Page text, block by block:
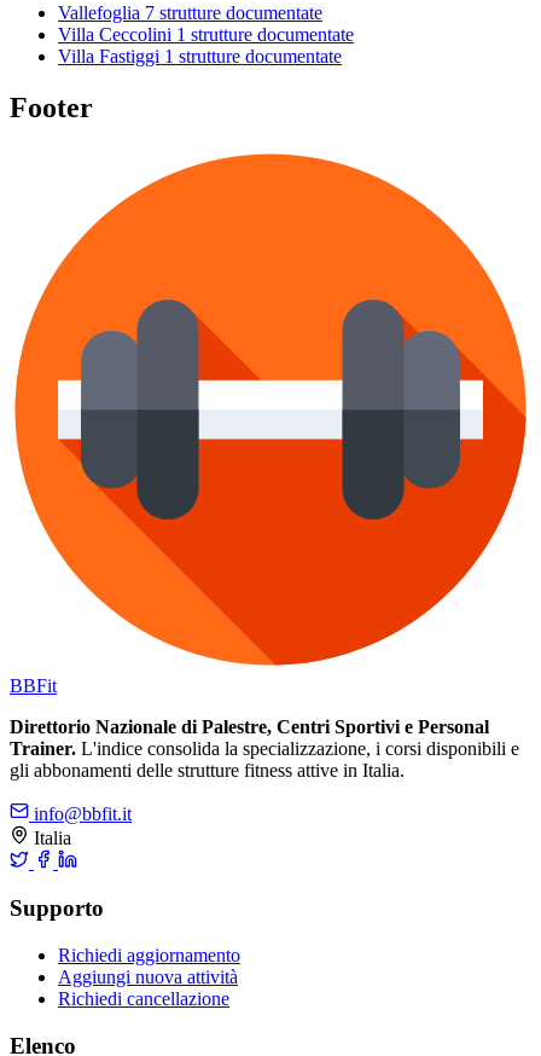
Vallefoglia 7 strutture documentate
Villa Ceccolini 1 strutture documentate
Villa Fastiggi 1 strutture documentate
Footer
BBFit
Direttorio Nazionale di Palestre, Centri Sportivi e Personal
Trainer. L'indice consolida la specializzazione, i corsi disponibili e
gli abbonamenti delle strutture fitness attive in Italia.
info@bbfit.it
Italia
Supporto
Richiedi aggiornamento
Aggiungi nuova attività
Richiedi cancellazione
Elenco